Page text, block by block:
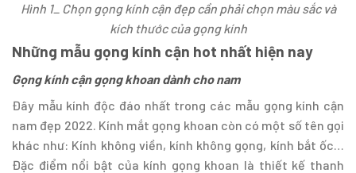
Hình 1_ Chọn gọng kính cận đẹp cần phải chọn màu sắc và
kích thước của gọng kính
Những mẫu gọng kính cận hot nhất hiện nay
Gọng kính cận gọng khoan dành cho nam
Đây mẫu kính độc đáo nhất trong các mẫu gọng kính cận
nam đẹp 2022. Kính mắt gọng khoan còn có một số tên gọi
khác như: Kính không viền, kính không gọng, kính bắt ốc…
Đặc điểm nổi bật của kính gọng khoan là thiết kế thanh